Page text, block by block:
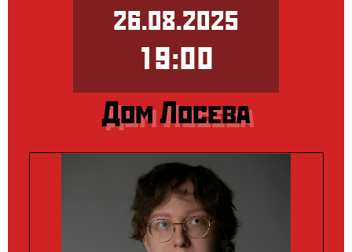
26.08.2025
19:00
Дом Лосева